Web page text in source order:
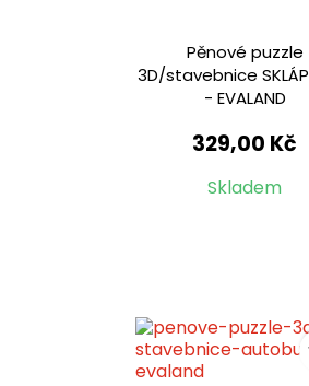
Pěnové puzzle
3D/stavebnice
- EVALAND
329,00 Kč
Skladem